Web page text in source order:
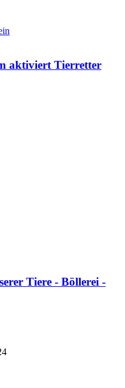
aktiviert Tierretter
Tiere - Böllerei -